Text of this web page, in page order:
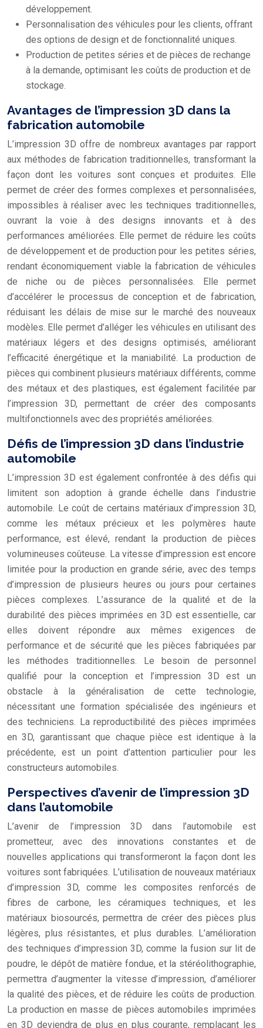
développement.
Personnalisation des véhicules pour les clients, offrant
des options de design et de fonctionnalité uniques.
Production de petites séries et de pièces de rechange
à la demande, optimisant les coûts de production et de
stockage.
Avantages de l’impression 3D dans la
fabrication automobile
L’impression 3D offre de nombreux avantages par rapport
aux méthodes de fabrication traditionnelles, transformant la
façon dont les voitures sont conçues et produites. Elle
permet de créer des formes complexes et personnalisées,
impossibles à réaliser avec les techniques traditionnelles,
ouvrant la voie à des designs innovants et à des
performances améliorées. Elle permet de réduire les coûts
de développement et de production pour les petites séries,
rendant économiquement viable la fabrication de véhicules
de niche ou de pièces personnalisées. Elle permet
d’accélérer le processus de conception et de fabrication,
réduisant les délais de mise sur le marché des nouveaux
modèles. Elle permet d’alléger les véhicules en utilisant des
matériaux légers et des designs optimisés, améliorant
l’efficacité énergétique et la maniabilité. La production de
pièces qui combinent plusieurs matériaux différents, comme
des métaux et des plastiques, est également facilitée par
l’impression 3D, permettant de créer des composants
multifonctionnels avec des propriétés améliorées.
Défis de l’impression 3D dans l’industrie
automobile
L’impression 3D est également confrontée à des défis qui
limitent son adoption à grande échelle dans l’industrie
automobile. Le coût de certains matériaux d’impression 3D,
comme les métaux précieux et les polymères haute
performance, est élevé, rendant la production de pièces
volumineuses coûteuse. La vitesse d’impression est encore
limitée pour la production en grande série, avec des temps
d’impression de plusieurs heures ou jours pour certaines
pièces complexes. L’assurance de la qualité et de la
durabilité des pièces imprimées en 3D est essentielle, car
elles doivent répondre aux mêmes exigences de
performance et de sécurité que les pièces fabriquées par
les méthodes traditionnelles. Le besoin de personnel
qualifié pour la conception et l’impression 3D est un
obstacle à la généralisation de cette technologie,
nécessitant une formation spécialisée des ingénieurs et
des techniciens. La reproductibilité des pièces imprimées
en 3D, garantissant que chaque pièce est identique à la
précédente, est un point d’attention particulier pour les
constructeurs automobiles.
Perspectives d’avenir de l’impression 3D
dans l’automobile
L’avenir de l’impression 3D dans l’automobile est
prometteur, avec des innovations constantes et de
nouvelles applications qui transformeront la façon dont les
voitures sont fabriquées. L’utilisation de nouveaux matériaux
d’impression 3D, comme les composites renforcés de
fibres de carbone, les céramiques techniques, et les
matériaux biosourcés, permettra de créer des pièces plus
légères, plus résistantes, et plus durables. L’amélioration
des techniques d’impression 3D, comme la fusion sur lit de
poudre, le dépôt de matière fondue, et la stéréolithographie,
permettra d’augmenter la vitesse d’impression, d’améliorer
la qualité des pièces, et de réduire les coûts de production.
La production en masse de pièces automobiles imprimées
en 3D deviendra de plus en plus courante, remplaçant les